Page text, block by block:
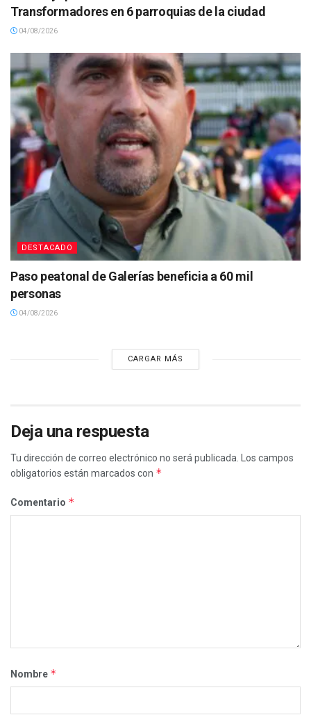
Transformadores en 6 parroquias de la ciudad
04/08/2026
DESTACADO
Paso peatonal de Galerías beneficia a 60 mil
personas
04/08/2026
CARGAR MÁS
Deja una respuesta
Tu dirección de correo electrónico no será publicada. Los campos
obligatorios están marcados con *
Comentario *
Nombre *